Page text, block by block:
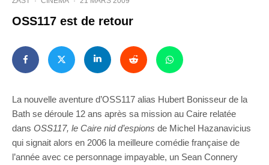
OSS117 est de retour
La nouvelle aventure d’OSS117 alias Hubert Bonisseur de la
Bath se déroule 12 ans après sa mission au Caire relatée
dans OSS117, le Caire nid d’espions de Michel Hazanavicius
qui signait alors en 2006 la meilleure comédie française de
l’année avec ce personnage impayable, un Sean Connery